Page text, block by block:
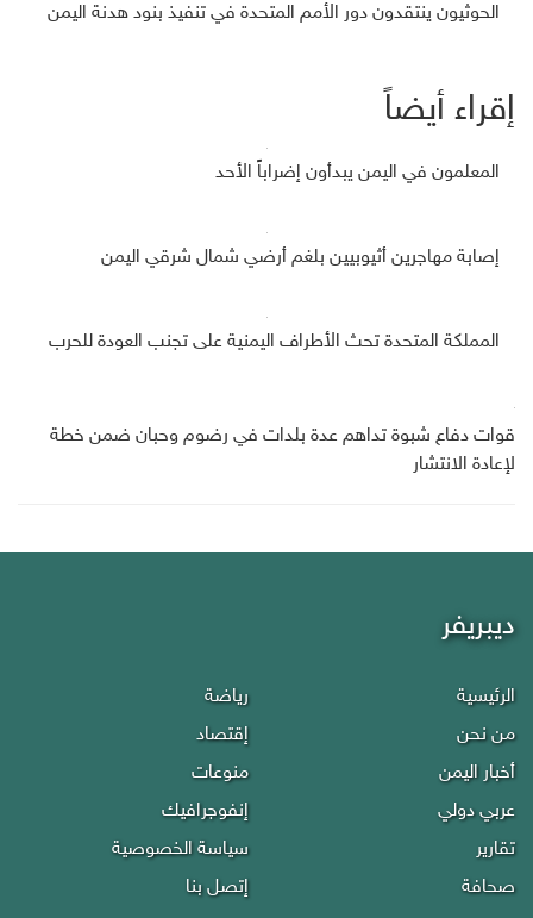
الحوثيون ينتقدون دور الأمم المتحدة في تنفيذ بنود هدنة اليمن
إقراء أيضاً
المعلمون في اليمن يبدأون إضراباً الأحد
إصابة مهاجرين أثيوبيين بلغم أرضي شمال شرقي اليمن
المملكة المتحدة تحث الأطراف اليمنية على تجنب العودة للحرب
قوات دفاع شبوة تداهم عدة بلدات في رضوم وحبان ضمن خطة
لإعادة الانتشار
ديبريفر
الرئيسية
من نحن
أخبار اليمن
عربي دولي
تقارير
صحافة
رياضة
إقتصاد
منوعات
إنفوجرافيك
سياسة الخصوصية
إتصل بنا